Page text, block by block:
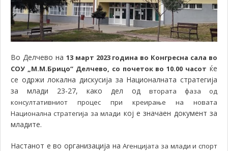
Во Делчево на 13 март 2023 година во Конгресна сала во
СОУ „М.М.Брицо“ Делчево, со почеток во 10.00 часот ќе
се одржи локална дискусија за Националната стратегија
за млади 23-27, како дел од втората фаза од
консултативниот процес при креирање на новата
Национална стратегија за млади кој е значаен документ за
младите.
Настанот е во организација наАгенцијата за млади и спорт